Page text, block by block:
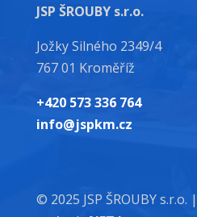
JSP ŠROUBY s.r.o.
Jožky Silného 2349/4
767 01 Kroměříž
+420 573 336 764
info@jspkm.cz
© 2025 JSP ŠROUBY s.r.o. |